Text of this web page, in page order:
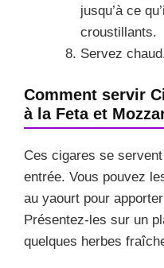
jusqu’à ce
croustillants.
Servez
Comment servir
à la Feta et
Ces cigares se
entrée. Vous pouvez
au yaourt pour
Présentez-les sur un
quelques herbes